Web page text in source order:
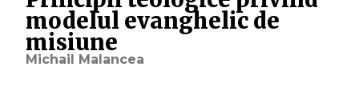
modelul evanghelic de
misiune
Michail Malancea